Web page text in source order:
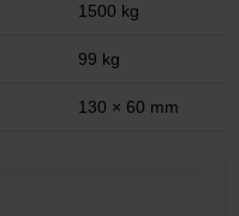
1500 kg
99 kg
130 × 60 mm